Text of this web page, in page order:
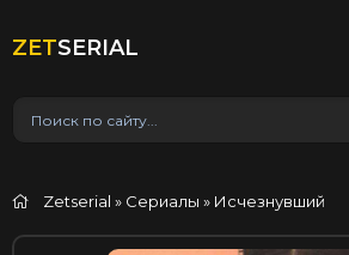
ZETSERIAL
Zetserial » Сериалы » Исчезнувший